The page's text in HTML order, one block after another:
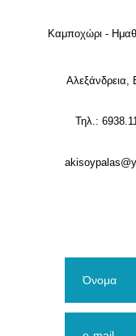
Καμποχώρι -
Αλεξάνδρεια,
Τηλ.: